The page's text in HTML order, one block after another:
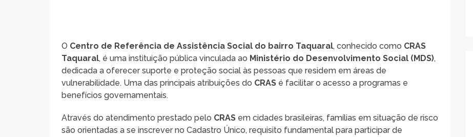
O Centro de Referência de Assistência Social do bairro Taquaral, conhecido como CRAS
Taquaral, é uma instituição pública vinculada ao Ministério do Desenvolvimento Social (MDS),
dedicada a oferecer suporte e proteção social às pessoas que residem em áreas de
vulnerabilidade. Uma das principais atribuições do CRAS é facilitar o acesso a programas e
benefícios governamentais.
Através do atendimento prestado pelo CRAS em cidades brasileiras, famílias em situação de risco
são orientadas a se inscrever no Cadastro Único, requisito fundamental para participar de